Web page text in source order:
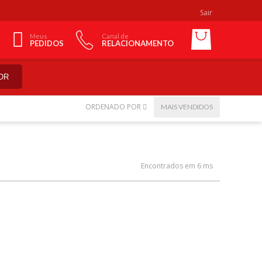
Sair
Meus
PEDIDOS
Canal de
RELACIONAMENTO
ORDENADO POR MAIS VENDIDOS
Encontrados em 6 ms